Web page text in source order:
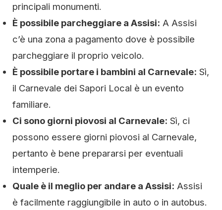
principali monumenti.
È possibile parcheggiare a Assisi: A Assisi
c’è una zona a pagamento dove è possibile
parcheggiare il proprio veicolo.
È possibile portare i bambini al Carnevale: Sì,
il Carnevale dei Sapori Local è un evento
familiare.
Ci sono giorni piovosi al Carnevale: Sì, ci
possono essere giorni piovosi al Carnevale,
pertanto è bene prepararsi per eventuali
intemperie.
Quale è il meglio per andare a Assisi: Assisi
è facilmente raggiungibile in auto o in autobus.